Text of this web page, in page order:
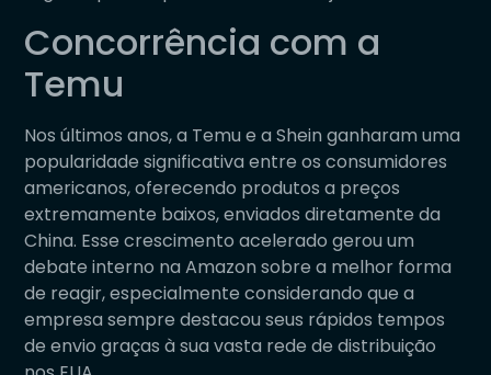
Concorrência com a
Temu
Nos últimos anos, a Temu e a Shein ganharam uma
popularidade significativa entre os consumidores
americanos, oferecendo produtos a preços
extremamente baixos, enviados diretamente da
China. Esse crescimento acelerado gerou um
debate interno na Amazon sobre a melhor forma
de reagir, especialmente considerando que a
empresa sempre destacou seus rápidos tempos
de envio graças à sua vasta rede de distribuição